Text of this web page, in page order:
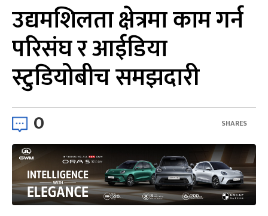
उद्यमशिलता क्षेत्रमा काम गर्न
परिसंघ र आईडिया
स्टुडियोबीच समझदारी
0 SHARES